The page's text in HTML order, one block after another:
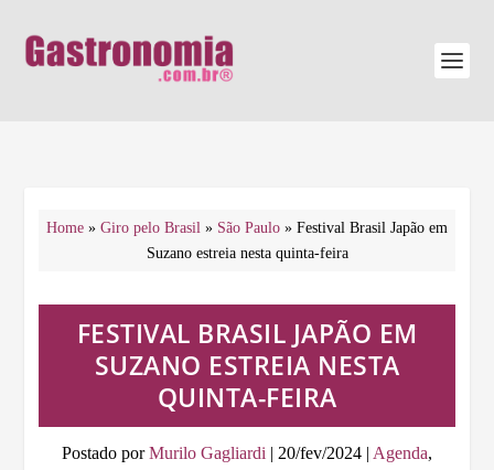
Home » Giro pelo Brasil » São Paulo » Festival Brasil Japão em
Suzano estreia nesta quinta-feira
FESTIVAL BRASIL JAPÃO EM
SUZANO ESTREIA NESTA
QUINTA-FEIRA
Postado porMurilo Gagliardi | 20/fev/2024 | Agenda,